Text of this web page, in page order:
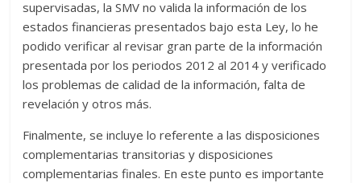
supervisadas, la SMV no valida la información de los
estados financieras presentados bajo esta Ley, lo he
podido verificar al revisar gran parte de la información
presentada por los periodos 2012 al 2014 y verificado
los problemas de calidad de la información, falta de
revelación y otros más.
Finalmente, se incluye lo referente a las disposiciones
complementarias transitorias y disposiciones
complementarias finales. En este punto es importante